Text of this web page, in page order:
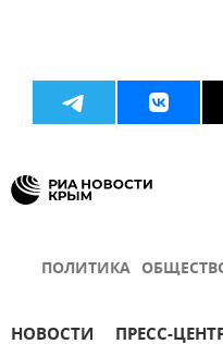
ПОЛИТИКА
НОВОСТИ ПРЕСС-